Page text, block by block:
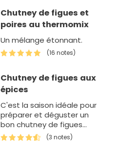
Chutney de figues et
poires au thermomix
Un mélange étonnant.
(16 notes)
Chutney de figues aux
épices
C'est la saison idéale pour
préparer et déguster un
bon chutney de figues
maison.
(3 notes)